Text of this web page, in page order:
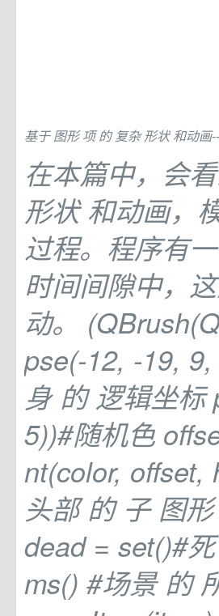
基于图形项的复杂形状和动画
在本篇中，会
形状和动画，
过程。程序有
时间间隙中，
动。
pse(-12, -19,
身 的逻辑坐标
5))#随机色
nt(color, offset,
头部的 子 图形
dead = set()#
ms() #场景 的